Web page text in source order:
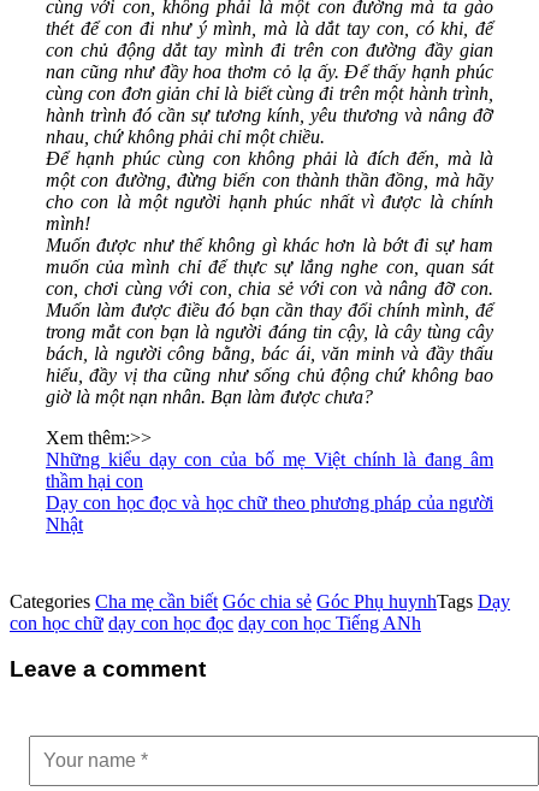
cùng với con, không phải là một con đường mà ta gào
thét để con đi như ý mình, mà là dắt tay con, có khi, để
con chủ động dắt tay mình đi trên con đường đầy gian
nan cũng như đầy hoa thơm cỏ lạ ấy. Để thấy hạnh phúc
cùng con đơn giản chỉ là biết cùng đi trên một hành trình,
hành trình đó cần sự tương kính, yêu thương và nâng đỡ
nhau, chứ không phải chỉ một chiều.
Để hạnh phúc cùng con không phải là đích đến, mà là
một con đường, đừng biến con thành thần đồng, mà hãy
cho con là một người hạnh phúc nhất vì được là chính
mình!
Muốn được như thế không gì khác hơn là bớt đi sự ham
muốn của mình chỉ để thực sự lắng nghe con, quan sát
con, chơi cùng với con, chia sẻ với con và nâng đỡ con.
Muốn làm được điều đó bạn cần thay đổi chính mình, để
trong mắt con bạn là người đáng tin cậy, là cây tùng cây
bách, là người công bằng, bác ái, văn minh và đầy thấu
hiểu, đầy vị tha cũng như sống chủ động chứ không bao
giờ là một nạn nhân. Bạn làm được chưa?
Xem thêm:>>
Những kiểu dạy con của bố mẹ Việt chính là đang âm
thầm hại con
Dạy con học đọc và học chữ theo phương pháp của người
Nhật
Categories Cha mẹ cần biết Góc chia sẻ Góc Phụ huynhTags Dạy
con học chữ dạy con học đọc dạy con học Tiếng ANh
Leave a comment